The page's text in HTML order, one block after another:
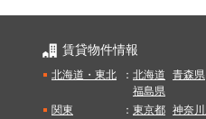
賃貸物件情報
北海道・東北 ： 北海道 青森県
福島県
関東
： 東京都 神奈